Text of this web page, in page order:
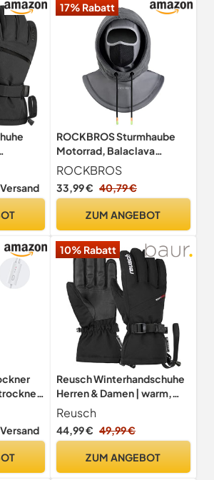
17% Rabatt
ROCKBROS Sturmhaube
Motorrad, Balaclava
Skimaske Herren Damen,
Full Face Gesichtsmaske,
Wintermütze &
Winddicht, Atmungsaktiv
Snowboarden, Grau
ROCKBROS
33,99 € 40,79 €
ZUM ANGEBOT
zu
zu
10% Rabatt
Reusch Winterhandschuhe
Herren & Damen | warm,
wasserdicht &
atmungsaktiv
Reusch
44,99 € 49,99 €
ZUM ANGEBOT